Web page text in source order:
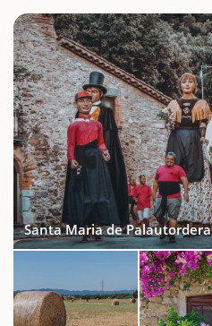
Santa Maria de Palautordera